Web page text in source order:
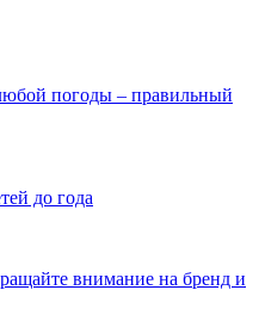
погоды – правильный
до года
внимание на бренд и